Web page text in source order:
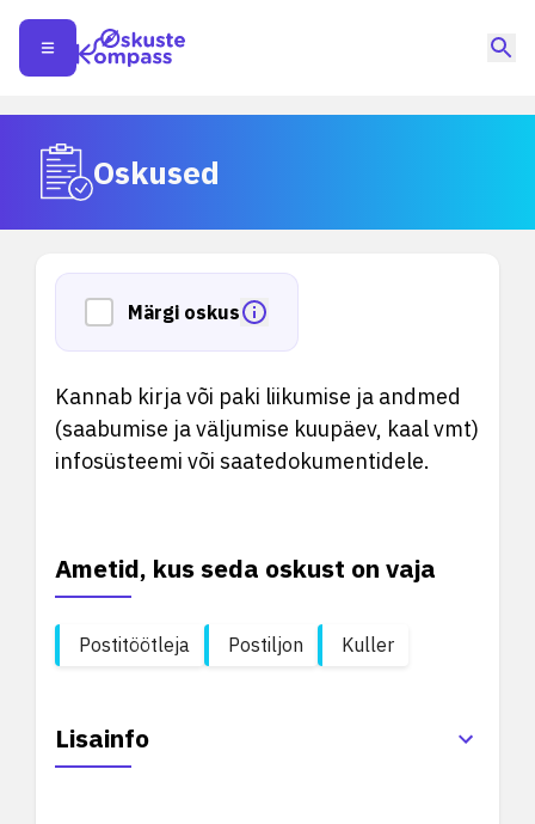
Oskused
Märgi oskus
Kannab kirja või paki liikumise ja andmed
(saabumise ja väljumise kuupäev, kaal vmt)
infosüsteemi või saatedokumentidele.
Ametid, kus seda oskust on vaja
Postitöötleja Postiljon Kuller
Lisainfo